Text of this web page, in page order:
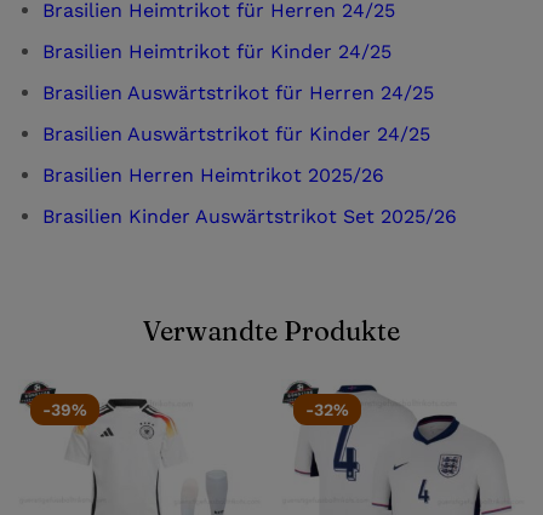
Brasilien Heimtrikot für Herren 24/25
Brasilien Heimtrikot für Kinder 24/25
Brasilien Auswärtstrikot für Herren 24/25
Brasilien Auswärtstrikot für Kinder 24/25
Brasilien Herren Heimtrikot 2025/26
Brasilien Kinder Auswärtstrikot Set 2025/26
Verwandte Produkte
-39% -32%